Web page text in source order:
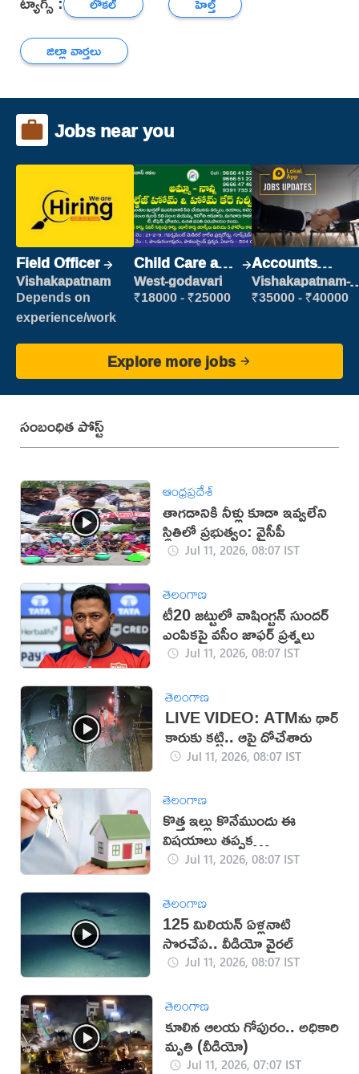
జిల్లా వార్తలు
Jobs near you
Field Officer
Vishakapatnam
Depends on
experience/work
Child Care and
Patient care
West-godavari
₹18000 - ₹25000
Accounts
Clerk
Vishakapatnam-
new
₹35000 - ₹40000
Explore more jobs
సంబంధిత పోస్ట్
ఆంధ్రప్రదేశ్
తాగడానికి నీళ్లు కూడా ఇవ్వలేని
స్థితిలో ప్రభుత్వం: వైసీపీ
Jul 11, 2026, 08:07 IST
తెలంగాణ
టీ20 జట్టులో వాషింగ్టన్ సుందర్
ఎంపికపై వసీం జాఫర్ ప్రశ్నలు
Jul 11, 2026, 08:07 IST
తెలంగాణ
LIVE VIDEO: ATMను థార్
కారుకు కట్టి.. ఆపై దోచేశారు
Jul 11, 2026, 08:07 IST
తెలంగాణ
కొత్త ఇల్లు కొనేముందు ఈ
విషయాలు తప్పక
పరిశీలించండి!
Jul 11, 2026, 08:07 IST
తెలంగాణ
125 మిలియన్ ఏళ్లనాటి
సొరచేప.. వీడియో వైరల్
Jul 11, 2026, 08:07 IST
తెలంగాణ
కూలిన ఆలయ గోపురం.. అధికారి
మృతి (వీడియో)
Jul 11, 2026, 07:07 IST